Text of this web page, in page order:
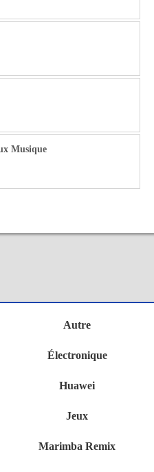
Musique
Autre
Électronique
Huawei
Jeux
Marimba Remix